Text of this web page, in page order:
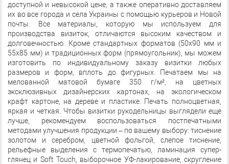
доступной и невысокой цене, а также оперативно доставляем
их во все города и села Украины с помощью курьеров и Новой
почты. Все материалы, которую мы используем для
производства визиток, отличаются высоким качеством и
долговечностью. Кроме стандартных форматов (50х90 мм и
55х85 мм) и традиционных форм (прямоугольник), мы можем
изготовить по индивидуальному заказу визитки любых
размеров и форм, вплоть до фигурных. Печатаем мы на
мелованной матовой бумаге 350 г/м², на цветных
эксклюзивных дизайнерских картонах, на экологическом
крафт картоне, на дереве и пластике. Печать полноцветная,
яркая и четкая. Чтобы визитки рукодельницы выглядели еще
лучше, рекомендуем воспользоваться постпечатными
методами улучшения продукции – по вашему выбору: тиснение
золотом и серебром, цветной фольгой, слепое тиснение,
рельефные выделения с термопечатью, ламинация супер-
глянец и Soft Touch, выборочное УФ-лакирование, скругление